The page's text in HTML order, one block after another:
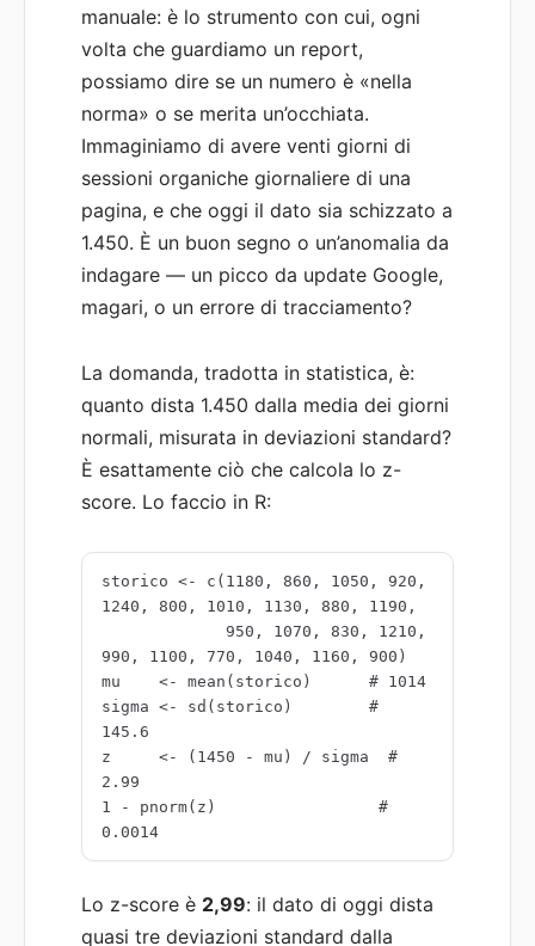
manuale: è lo strumento con cui, ogni
volta che guardiamo un report,
possiamo dire se un numero è «nella
norma» o se merita un’occhiata.
Immaginiamo di avere venti giorni di
sessioni organiche giornaliere di una
pagina, e che oggi il dato sia schizzato a
1.450. È un buon segno o un’anomalia da
indagare — un picco da update Google,
magari, o un errore di tracciamento?
La domanda, tradotta in statistica, è:
quanto dista 1.450 dalla media dei giorni
normali, misurata in deviazioni standard?
È esattamente ciò che calcola lo z-
score. Lo faccio in R:
storico <- c(1180, 860, 1050, 920,
1240, 800, 1010, 1130, 880, 1190,
990, 1100, 770, 1040, 1160, 900)
mu    <- mean(storico)      # 1014
sigma <- sd(storico)        #
145.6
z     <- (1450 - mu) / sigma  #
2.99
1 - pnorm(z)                 #
0.0014
Lo z-score è 2,99: il dato di oggi dista
quasi tre deviazioni standard dalla